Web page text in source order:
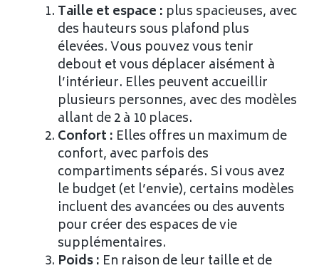
Taille et espace : plus spacieuses, avec
des hauteurs sous plafond plus
élevées. Vous pouvez vous tenir
debout et vous déplacer aisément à
l’intérieur. Elles peuvent accueillir
plusieurs personnes, avec des modèles
allant de 2 à 10 places.
Confort : Elles offres un maximum de
confort, avec parfois des
compartiments séparés. Si vous avez
le budget (et l’envie), certains modèles
incluent des avancées ou des auvents
pour créer des espaces de vie
supplémentaires.
Poids : En raison de leur taille et de